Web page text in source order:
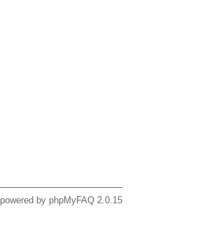
powered by phpMyFAQ 2.0.15